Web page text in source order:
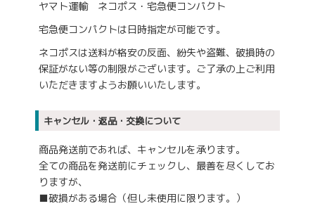
ヤマト運輸 ネコポス・宅急便コンパクト
宅急便コンパクトは日時指定が可能です。
ネコポスは送料が格安の反面、紛失や盗難、破損時の
保証がない等の制限がございます。ご了承の上ご利用
いただきますようお願いいたします。
キャンセル・返品・交換について
商品発送前であれば、キャンセルを承ります。
全ての商品を発送前にチェックし、最善を尽くしてお
りますが、
■破損がある場合（但し未使用に限ります。）